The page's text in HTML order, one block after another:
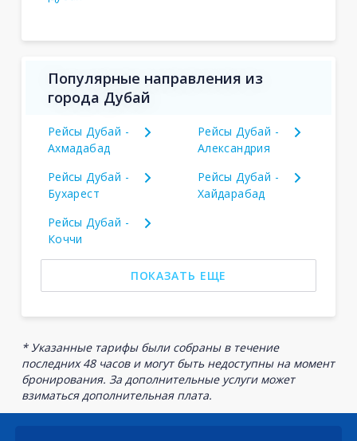
Популярные направления из
города Дубай
Рейсы Дубай -
Ахмадабад
Рейсы Дубай -
Александрия
Рейсы Дубай -
Бухарест
Рейсы Дубай -
Хайдарабад
Рейсы Дубай -
Коччи
ПОКАЗАТЬ ЕЩЕ
* Указанные тарифы были собраны в течение
последних 48 часов и могут быть недоступны на момент
бронирования. За дополнительные услуги может
взиматься дополнительная плата.